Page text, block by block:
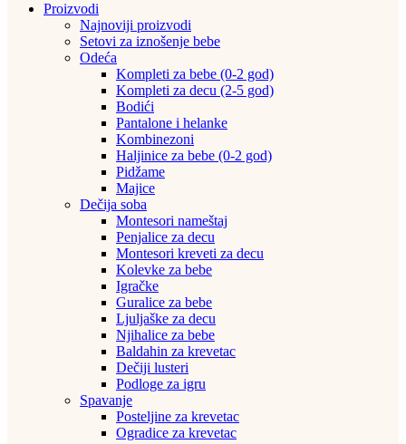
Proizvodi
Najnoviji proizvodi
Setovi za iznošenje bebe
Odeća
Kompleti za bebe (0-2 god)
Kompleti za decu (2-5 god)
Bodići
Pantalone i helanke
Kombinezoni
Haljinice za bebe (0-2 god)
Pidžame
Majice
Dečija soba
Montesori nameštaj
Penjalice za decu
Montesori kreveti za decu
Kolevke za bebe
Igračke
Guralice za bebe
Ljuljaške za decu
Njihalice za bebe
Baldahin za krevetac
Dečiji lusteri
Podloge za igru
Spavanje
Posteljine za krevetac
Ogradice za krevetac